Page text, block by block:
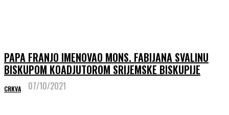
PAPA FRANJO IMENOVAO MONS. FABIJANA SVALINU
BISKUPOM KOADJUTOROM SRIJEMSKE BISKUPIJE
CRKVA 07/10/2021